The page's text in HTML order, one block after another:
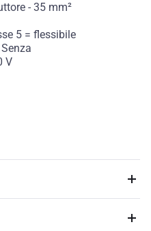
- 35 mm²
5 = flessibile
Senza
V